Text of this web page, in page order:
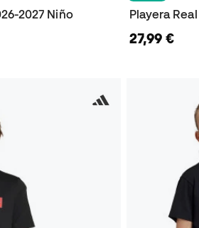
2027 Niño Playera
27,99 €